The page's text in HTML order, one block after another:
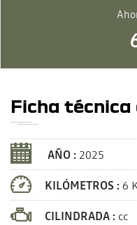
Ficha técnica
AÑO : 2025
KILÓMETROS :6
CILINDRADA : cc